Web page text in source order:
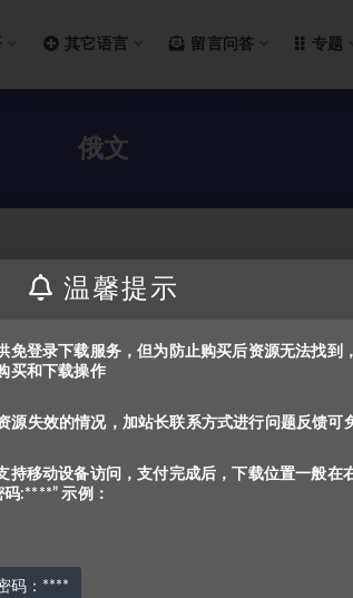
其它语言 留言问答 专题
俄文
温馨提示
免登录下载服务，但为防止购买后资源无法找到
买和下载操作
源失效的情况，加站长联系方式进行问题反馈可
持移动设备访问，支付完成后，下载位置一般在
:****” 示例：
码： ****